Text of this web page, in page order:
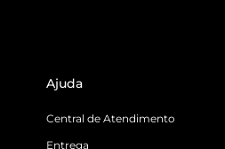
Ajuda
Central de Atendimento
Entrega